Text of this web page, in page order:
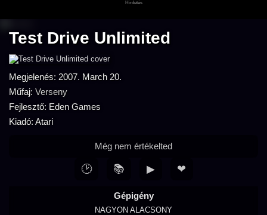
Test Drive Unlimited
Megjelenés: 2007. March 20.
Műfaj: Verseny
Fejlesztő: Eden Games
Kiadó: Atari
Gépigény
NAGYON ALACSONY
Még nem értékelted
🕑 📚 ▶ ❤